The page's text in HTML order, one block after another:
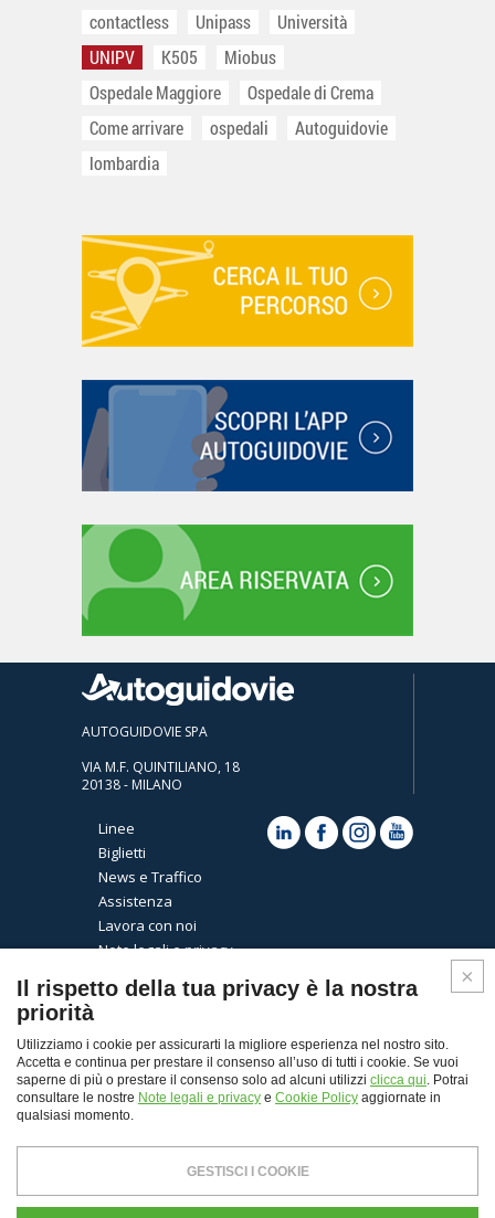
contactless
Unipass
Università
UNIPV
K505
Miobus
Ospedale Maggiore
Ospedale di Crema
Come arrivare
ospedali
Autoguidovie
lombardia
AUTOGUIDOVIE SPA
VIA M.F. QUINTILIANO, 18
20138 - MILANO
Linee
Biglietti
News e Traffico
Assistenza
Lavora con noi
Note legali e privacy
© Copyright 2026 - Autoguidovie spa
Il rispetto della tua privacy è la nostra
priorità
Utilizziamo i cookie per assicurarti la migliore esperienza nel nostro sito.
Accetta e continua per prestare il consenso all’uso di tutti i cookie. Se vuoi
saperne di più o prestare il consenso solo ad alcuni utilizzi clicca qui. Potrai
consultare le nostre Note legali e privacy e Cookie Policy aggiornate in
qualsiasi momento.
GESTISCI I COOKIE